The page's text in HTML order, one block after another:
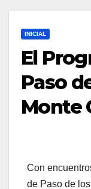
INICIAL
El
Paso
Monte
Con
de Paso de